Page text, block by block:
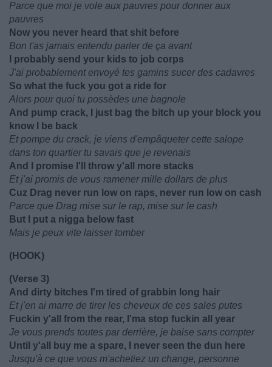
Parce que moi je vole aux pauvres pour donner aux
pauvres
Now you never heard that shit before
Bon t'as jamais entendu parler de ça avant
I probably send your kids to job corps
J'ai probablement envoyé tes gamins sucer des cadavres
So what the fuck you got a ride for
Alors pour quoi tu possèdes une bagnole
And pump crack, I just bag the bitch up your block you
know I be back
Et pompe du crack, je viens d'empâqueter cette salope
dans ton quartier tu savais que je revenais
And I promise I'll throw y'all more stacks
Et j'ai promis de vous ramener mille dollars de plus
Cuz Drag never run low on raps, never run low on cash
Parce que Drag mise sur le rap, mise sur le cash
But I put a nigga below fast
Mais je peux vite laisser tomber
(HOOK)
(Verse 3)
And dirty bitches I'm tired of grabbin long hair
Et j'en ai marre de tirer les cheveux de ces sales putes
Fuckin y'all from the rear, I'ma stop fuckin all year
Je vous prends toutes par derrière, je baise sans compter
Until y'all buy me a spare, I never seen the dun here
Jusqu'à ce que vous m'achetiez un change, personne